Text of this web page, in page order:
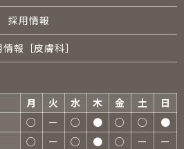
採用情報
報［皮膚科］
月 火 水 木 金 土
日
○ ー ○ ● ○ ○
●
○ ー ○ ● ○ ー
ー